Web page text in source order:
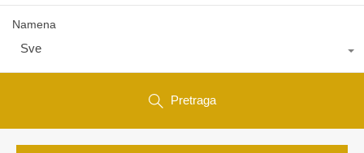
Namena
Sve
Pretraga